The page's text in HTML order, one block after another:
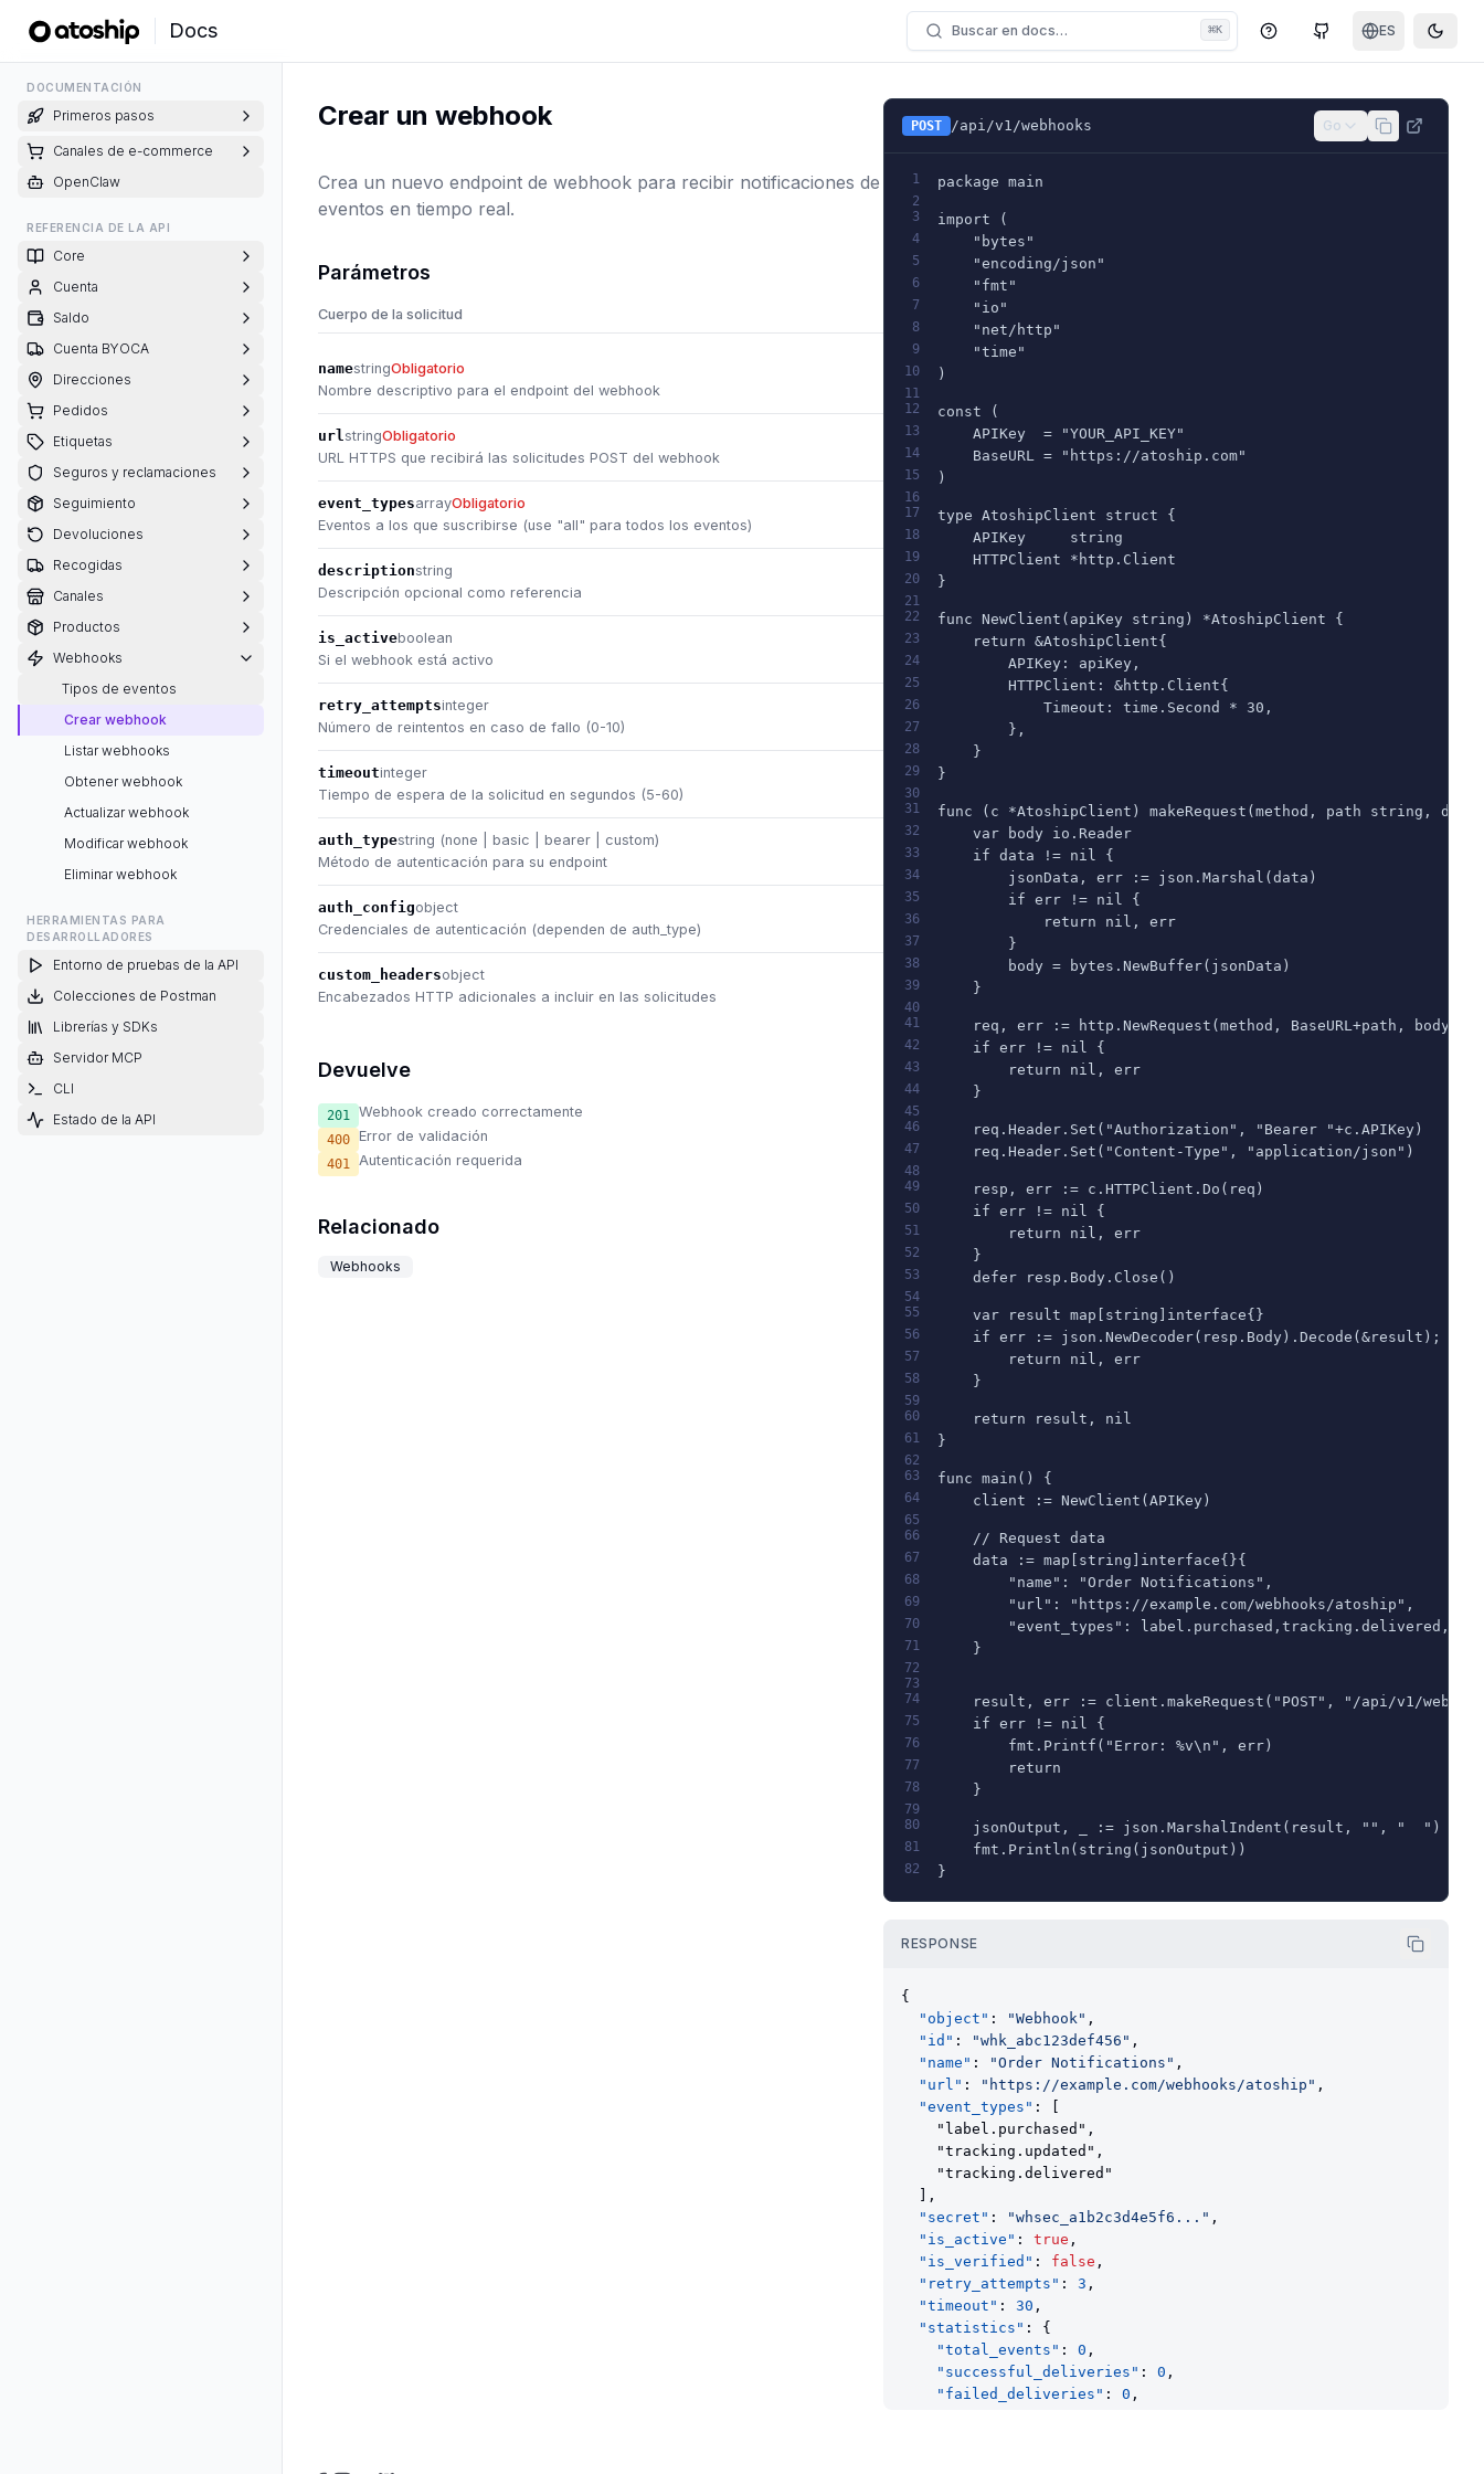
DOCUMENTACIÓN
Primeros pasos
Canales de e-commerce
OpenClaw
REFERENCIA DE LA API
Core
Cuenta
Saldo
Cuenta BYOCA
Direcciones
Pedidos
Etiquetas
Seguros y reclamaciones
Seguimiento
Devoluciones
Recogidas
Canales
Productos
Webhooks
Tipos de eventos
Crear webhook
Listar webhooks
Obtener webhook
Actualizar webhook
Modificar webhook
Eliminar webhook
HERRAMIENTAS PARA
DESARROLLADORES
Entorno de pruebas de la API
Colecciones de Postman
Librerías y SDKs
Servidor MCP
CLI
Estado de la API
Docs Buscar en docs… ⌘K Centro de ayuda
GitHub ES Toggle
Crear un webhook
Crea un nuevo endpoint de webhook para recibir notificaciones de
eventos en tiempo real.
Parámetros
Cuerpo de la solicitud
namestringObligatorio
Nombre descriptivo para el endpoint del webhook
urlstringObligatorio
URL HTTPS que recibirá las solicitudes POST del webhook
event_typesarrayObligatorio
Eventos a los que suscribirse (use "all" para todos los eventos)
descriptionstring
Descripción opcional como referencia
is_activeboolean
Si el webhook está activo
retry_attemptsinteger
Número de reintentos en caso de fallo (0-10)
timeoutinteger
Tiempo de espera de la solicitud en segundos (5-60)
auth_typestring (none | basic | bearer | custom)
Método de autenticación para su endpoint
auth_configobject
Credenciales de autenticación (dependen de auth_type)
custom_headersobject
Encabezados HTTP adicionales a incluir en las solicitudes
Devuelve
201 Webhook creado correctamente
400 Error de validación
401 Autenticación requerida
Relacionado
Webhooks
POST /api/v1/webhooks Go
1 package main
2
3
import (
4
    "bytes"
5
    "encoding/json"
6
    "fmt"
7
    "io"
8
    "net/http"
9
    "time"
10 )
11
12
const (
13
    APIKey  = "YOUR_API_KEY"
14
    BaseURL = "https://atoship.com"
15 )
16
17
type AtoshipClient struct {
18
    APIKey     string
19
    HTTPClient *http.Client
20 }
21
22
func NewClient(apiKey string) *AtoshipClient {
23
    return &AtoshipClient{
24
        APIKey: apiKey,
25
        HTTPClient: &http.Client{
26
            Timeout: time.Second * 30,
27
        },
28
    }
29 }
30
31
func (c *AtoshipClient) makeRequest(method, path string,
32
    var body io.Reader
33
    if data != nil {
34
        jsonData, err := json.Marshal(data)
35
        if err != nil {
36
            return nil, err
37
        }
38
        body = bytes.NewBuffer(jsonData)
39
    }
40
41
    req, err := http.NewRequest(method, BaseURL+path, body)
42
    if err != nil {
43
        return nil, err
44
    }
45
46
    req.Header.Set("Authorization", "Bearer "+c.APIKey)
47
    req.Header.Set("Content-Type", "application/json")
48
49
    resp, err := c.HTTPClient.Do(req)
50
    if err != nil {
51
        return nil, err
52
    }
53
    defer resp.Body.Close()
54
55
    var result map[string]interface{}
56
if err := json.NewDecoder(resp.Body).Decode(&result); err
57
        return nil, err
58
    }
59
60
    return result, nil
61 }
62
63
func main() {
64
    client := NewClient(APIKey)
65
66
    // Request data
67
    data := map[string]interface{}{
68
        "name": "Order Notifications",
69
        "url": "https://example.com/webhooks/atoship",
70
        "event_types": label.purchased,tracking.delivered,
71
    }
72
73
74
result, err := client.makeRequest("POST", "/api/v1/
75
    if err != nil {
76
        fmt.Printf("Error: %v\n", err)
77
        return
78
    }
79
80
    jsonOutput, _ := json.MarshalIndent(result, "", "  ")
81
    fmt.Println(string(jsonOutput))
82 }
RESPONSE
{
"object" : "Webhook" ,
"id" : "whk_abc123def456" ,
"name" : "Order Notifications" ,
"url" : "https://example.com/webhooks/atoship" ,
"event_types" : [
    "label.purchased",
    "tracking.updated",
    "tracking.delivered"
  ],
"secret" : "whsec_a1b2c3d4e5f6..." ,
"is_active" : true ,
"is_verified" : false ,
"retry_attempts" : 3 ,
"timeout" : 30 ,
"statistics" : {
"total_events" : 0 ,
"successful_deliveries" : 0 ,
"failed_deliveries" : 0 ,